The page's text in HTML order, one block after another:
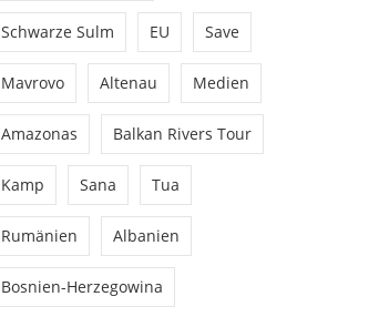
Schwarze Sulm EU Save
Mavrovo Altenau Medien
Amazonas Balkan Rivers Tour
Kamp Sana Tua
Rumänien Albanien
Bosnien-Herzegowina